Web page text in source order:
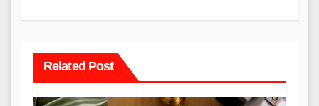
Related Post